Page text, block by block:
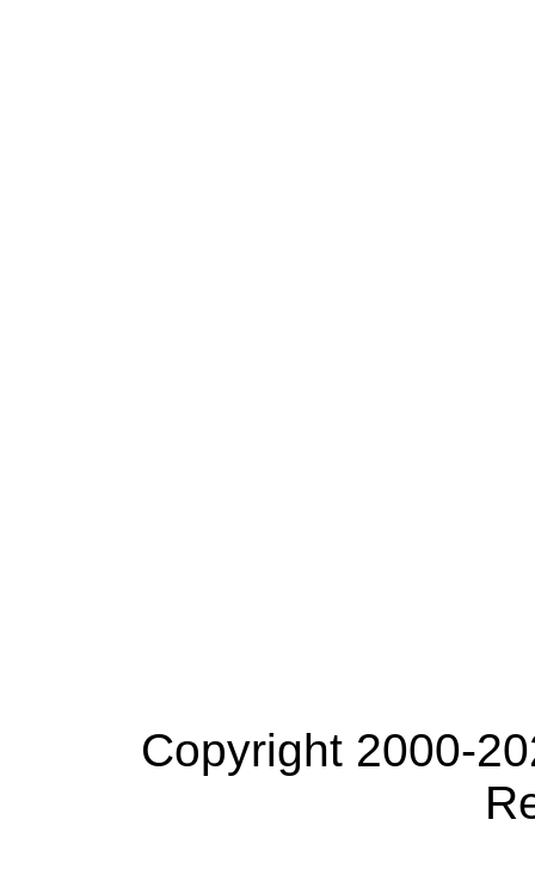
Copyright 2000-